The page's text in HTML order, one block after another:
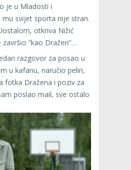
je u Mladosti i
mu svijet sporta nije stran.
otkriva Nižić
“kao Dražen”…
razgovor za posao u
u kafanu, naručio pelin,
fotka Dražena i poziv za
poslao mail, sve ostalo